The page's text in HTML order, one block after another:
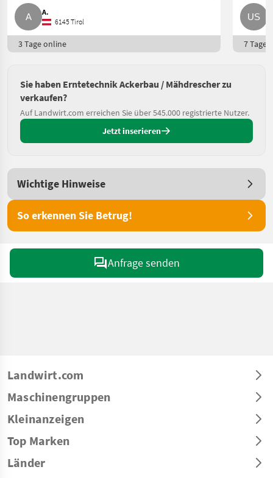
A.
6145 Tirol
3 Tage online 7 Tage
Sie haben Erntetechnik Ackerbau / Mähdrescher zu
verkaufen?
Auf Landwirt.com erreichen Sie über 545.000 registrierte Nutzer.
Jetzt inserieren
Wichtige Hinweise
So erkennen Sie Betrug!
Anfrage senden
Landwirt.com
Maschinengruppen
Kleinanzeigen
Top Marken
Länder